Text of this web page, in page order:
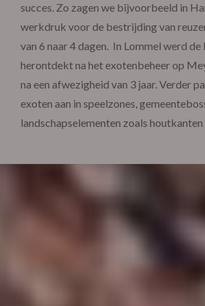
succes. Zo zagen we bijvoorbeeld in
werkdruk voor de bestrijding van
van 6 naar 4 dagen. In Lommel werd
herontdekt na het exotenbeheer op
na een afwezigheid van 3 jaar. Verder
exoten aan in speelzones,
landschapselementen zoals